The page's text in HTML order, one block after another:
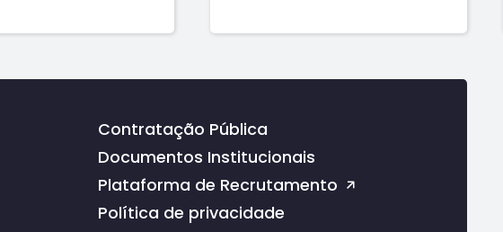
Contratação Pública
Documentos Institucionais
Plataforma de Recrutamento
Política de privacidade